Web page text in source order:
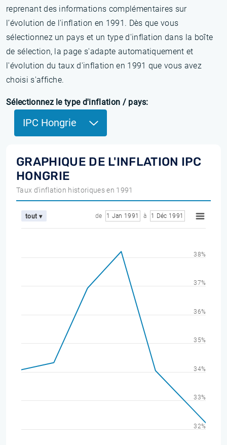
reprenant des informations complémentaires sur
l’évolution de l'inflation en 1991. Dès que vous
sélectionnez un pays et un type d'inflation dans la boîte
de sélection, la page s'adapte automatiquement et
l'évolution du taux d'inflation en 1991 que vous avez
choisi s'affiche.
Sélectionnez le type d'inflation / pays:
IPC Hongrie
GRAPHIQUE DE L'INFLATION IPC
HONGRIE
Taux d'inflation historiques en 1991
tout ▾ de 1 Jan 1991 à 1 Déc 1991
32%
33%
34%
35%
36%
37%
38%